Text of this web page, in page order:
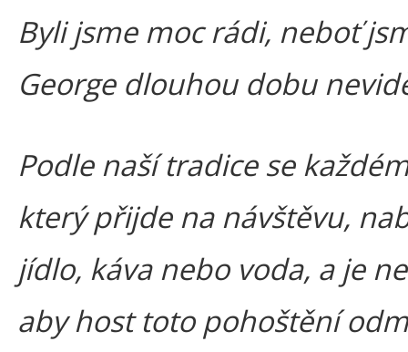
Byli jsme moc rádi, neboť
George dlouhou dobu
Podle naší tradice se
který přijde na návštěvu,
jídlo, káva nebo voda, a je
aby host toto pohoštění